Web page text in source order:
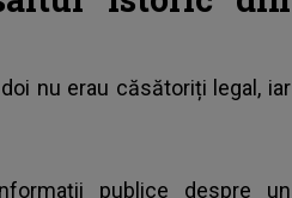
nu erau căsătoriți legal, iar
publice despre un